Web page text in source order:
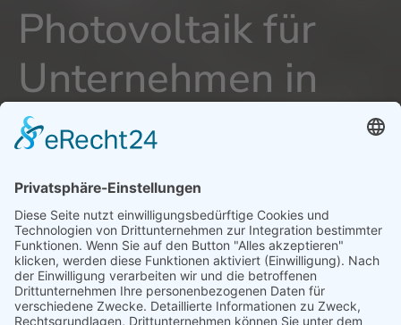
Photovoltaik für
Unternehmen in
Oberallgäu -
Energetische
Sanierung Bayern
Maximale Energieeffizienz für Ihr
Unternehmen
Willkommen bei Energetische Sanierung Bayern –